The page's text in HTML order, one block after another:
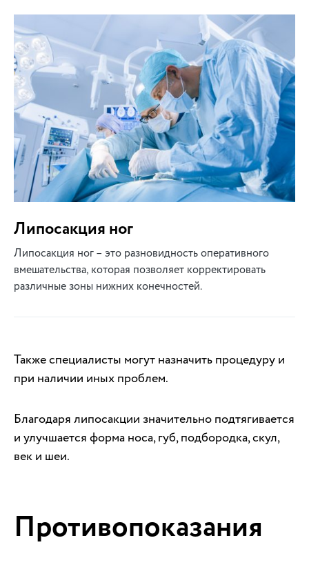
Липосакция ног
Липосакция ног – это разновидность оперативного
вмешательства, которая позволяет корректировать
различные зоны нижних конечностей.
Также специалисты могут назначить процедуру и
при наличии иных проблем.
Благодаря липосакции значительно подтягивается
и улучшается форма носа, губ, подбородка, скул,
век и шеи.
Противопоказания